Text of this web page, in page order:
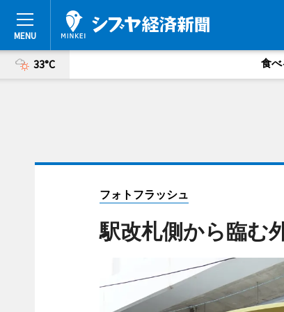
33°C 食べ
フォトフラッシュ
駅改札側から臨む